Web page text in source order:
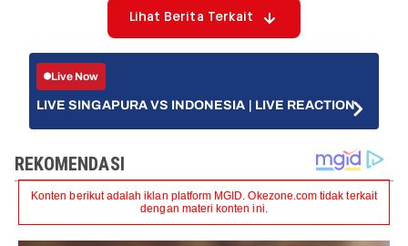
Lihat Berita Terkait
Live Now
LIVE SINGAPURA VS INDONESIA | LIVE REACTION